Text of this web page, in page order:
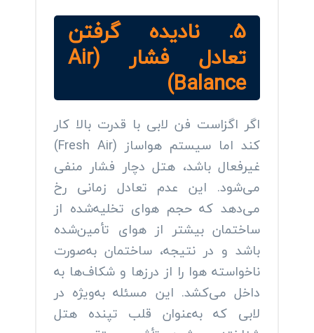
۵. نادیده گرفتن
تعادل فشار (Air
Balance)
اگر اگزاست فن لابی با قدرت بالا کار
کند اما سیستم هواساز (Fresh Air)
غیرفعال باشد، هتل دچار فشار منفی
می‌شود. این عدم تعادل زمانی رخ
می‌دهد که حجم هوای تخلیه‌شده از
ساختمان بیشتر از هوای تأمین‌شده
باشد و در نتیجه، ساختمان به‌صورت
ناخواسته هوا را از درزها و شکاف‌ها به
داخل می‌کشد. این مسئله به‌ویژه در
لابی که به‌عنوان قلب تپنده هتل